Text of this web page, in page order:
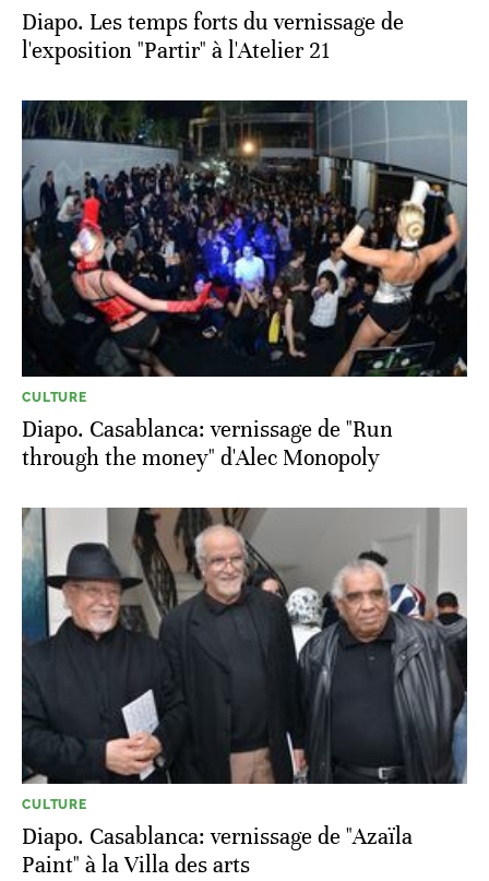
Diapo. Les temps forts du vernissage de
l'exposition "Partir" à l'Atelier 21
CULTURE
Diapo. Casablanca: vernissage de "Run
through the money" d'Alec Monopoly
CULTURE
Diapo. Casablanca: vernissage de "Azaïla
Paint" à la Villa des arts